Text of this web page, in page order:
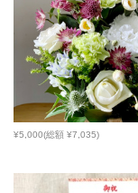
¥5,000(総額 ¥7,035)